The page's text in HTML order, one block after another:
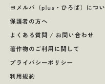
ヨメルバ（plus・ひろば）につ
保護者の方へ
よくある質問 / お問い合わせ
著作物のご利用に関して
プライバシーポリシー
利用規約